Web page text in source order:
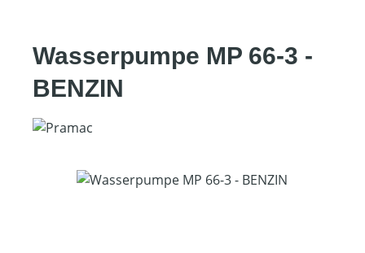
Wasserpumpe MP 66-3 -
BENZIN
Bildergalerie überspringen